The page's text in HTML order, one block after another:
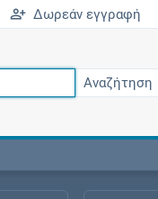
Δωρεάν εγγραφή